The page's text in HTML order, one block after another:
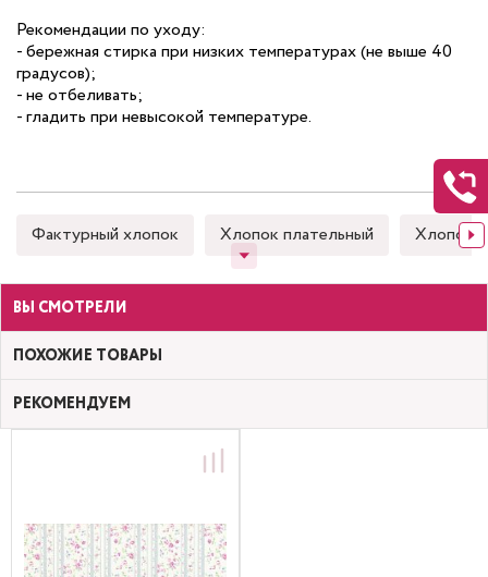
Рекомендации по уходу:
- бережная стирка при низких температурах (не выше 40
градусов);
- не отбеливать;
- гладить при невысокой температуре.
Фактурный хлопок Хлопок плательный Хлопок
ВЫ СМОТРЕЛИ
ПОХОЖИЕ ТОВАРЫ
РЕКОМЕНДУЕМ